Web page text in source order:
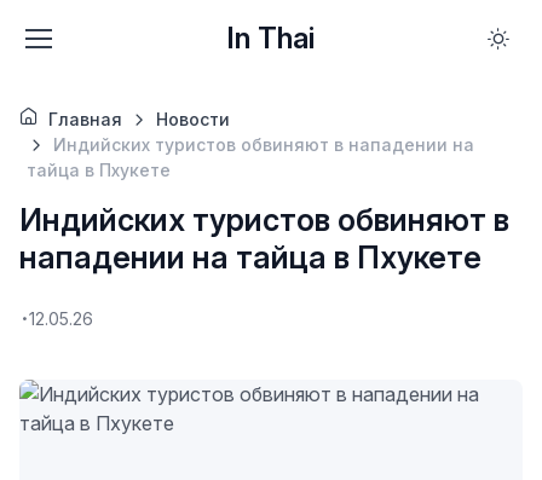
In Thai
Главная
Новости
Индийских туристов обвиняют в нападении на
тайца в Пхукете
Индийских туристов обвиняют в
нападении на тайца в Пхукете
12.05.26